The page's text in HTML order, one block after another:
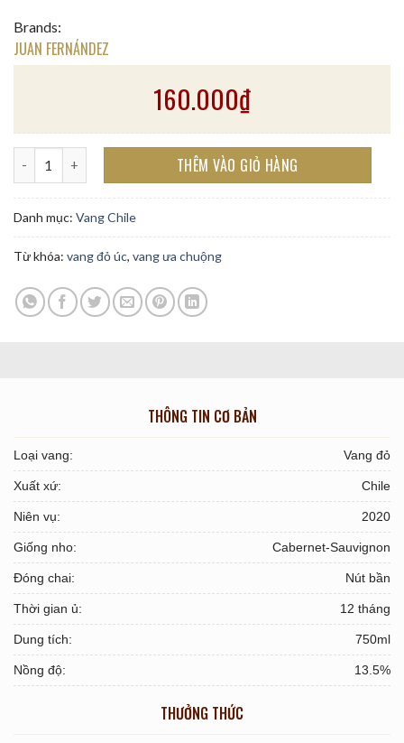
Brands:
JUAN FERNÁNDEZ
160.000₫
VANG CHILE JUAN FERNANDEZ số lượng
THÊM VÀO GIỎ HÀNG
Danh mục: Vang Chile
Từ khóa: vang đỏ úc, vang ưa chuộng
THÔNG TIN CƠ BẢN
Loại vang: Vang đỏ
Xuất xứ: Chile
Niên vụ: 2020
Giống nho: Cabernet-Sauvignon
Đóng chai: Nút bần
Thời gian ủ: 12 tháng
Dung tích: 750ml
Nồng độ: 13.5%
THƯỞNG THỨC